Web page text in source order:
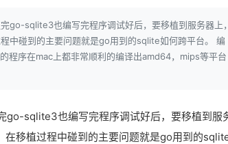
go-sqlite3也编写完程序调试好后，要移植到服务器上，
中碰到的主要问题就是go用到的sqlite如何跨平台。 编
程序在mac上都非常顺利的编译出amd64，mips等平台
go-sqlite3也编写完程序调试好后，要移植到服
移植过程中碰到的主要问题就是go用到的